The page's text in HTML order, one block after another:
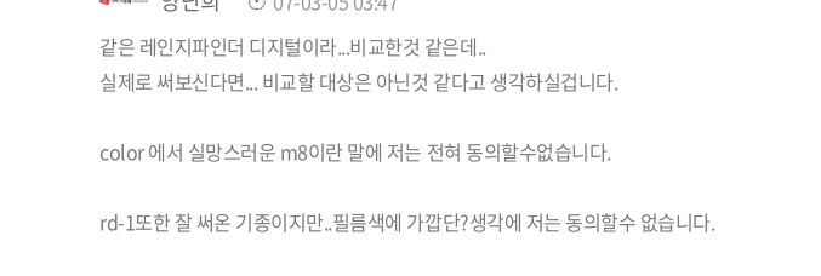
같은 레인지파인더 디지털이라...비교한것 같은데..
실제로 써보신다면... 비교할 대상은 아닌것 같다고 생각하실겁니다.
color 에서 실망스러운 m8이란 말에 저는 전혀 동의할수없습니다.
rd-1또한 잘 써온 기종이지만..필름색에 가깝단?생각에 저는 동의할수 없습니다.